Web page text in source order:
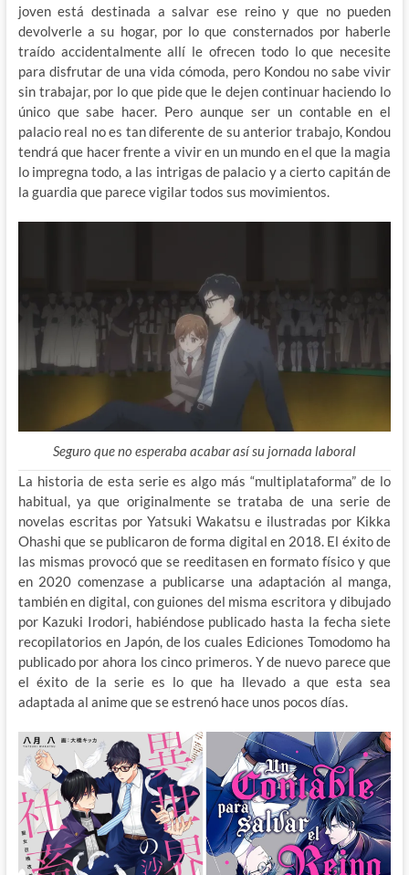
joven está destinada a salvar ese reino y que no pueden
devolverle a su hogar, por lo que consternados por haberle
traído accidentalmente allí le ofrecen todo lo que necesite
para disfrutar de una vida cómoda, pero Kondou no sabe vivir
sin trabajar, por lo que pide que le dejen continuar haciendo lo
único que sabe hacer. Pero aunque ser un contable en el
palacio real no es tan diferente de su anterior trabajo, Kondou
tendrá que hacer frente a vivir en un mundo en el que la magia
lo impregna todo, a las intrigas de palacio y a cierto capitán de
la guardia que parece vigilar todos sus movimientos.
Seguro que no esperaba acabar así su jornada laboral
La historia de esta serie es algo más “multiplataforma” de lo
habitual, ya que originalmente se trataba de una serie de
novelas escritas por Yatsuki Wakatsu e ilustradas por Kikka
Ohashi que se publicaron de forma digital en 2018. El éxito de
las mismas provocó que se reeditasen en formato físico y que
en 2020 comenzase a publicarse una adaptación al manga,
también en digital, con guiones del misma escritora y dibujado
por Kazuki Irodori, habiéndose publicado hasta la fecha siete
recopilatorios en Japón, de los cuales Ediciones Tomodomo ha
publicado por ahora los cinco primeros. Y de nuevo parece que
el éxito de la serie es lo que ha llevado a que esta sea
adaptada al anime que se estrenó hace unos pocos días.